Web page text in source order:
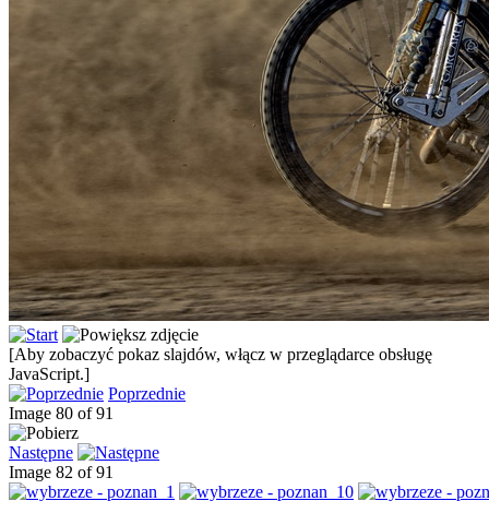
[Aby zobaczyć pokaz slajdów, włącz w przeglądarce obsługę
JavaScript.]
Poprzednie
Image 80 of 91
Następne
Image 82 of 91